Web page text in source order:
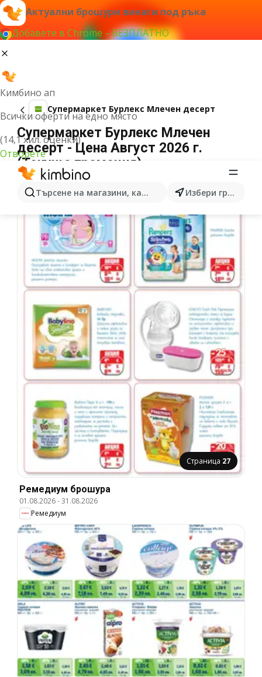
Актуални брошури винаги под ръка
Добавете в Chrome – БЕЗПЛАТНО
Кимбино ап
Всички оферти на едно място
(14,1 хил. оценки)
Отворете
Търсене на магазини, категории, продукти...Избери град
Супермаркет Бурлекс Млечен десерт
Супермаркет Бурлекс Млечен
десерт - Цена Август 2026 г.
(Текуща промоция)
Страница 27
Ремедиум брошура
01.08.2026-31.08.2026
Ремедиум